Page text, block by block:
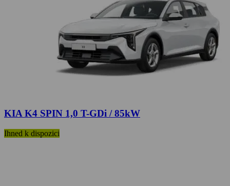
KIA K4 SPIN 1,0 T-GDi / 85kW
Ihned k dispozici